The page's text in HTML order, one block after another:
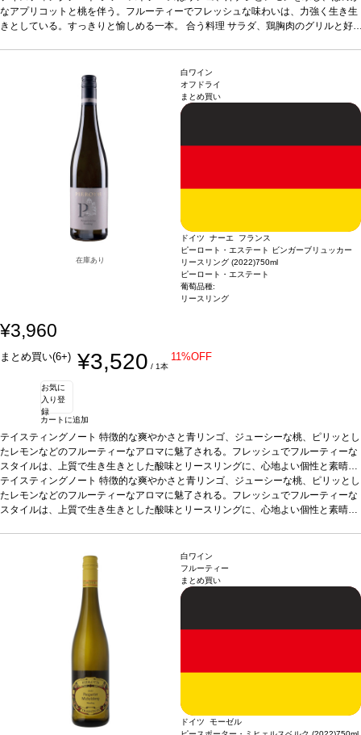
同様の場合は自動的に次のヴィンテージに変更されます、ご了承ください。
なアプリコットと桃を伴う。フルーティーでフレッシュな味わいは、力強く生き生
きとしている。すっきりと愉しめる一本。 合う料理 サラダ、鶏胸肉のグリルと好
在庫あり
白ワイン
オフドライ
まとめ買い
ドイツ ナーエ フランス
ピーロート・エステート ビンガーブリュッカー
リースリング (2022)750ml
ピーロート・エステート
葡萄品種:
リースリング
¥3,960
まとめ買い(6+) ¥3,520 / 1本
11%OFF
お気に
入り登
録
カートに追加
テイスティングノート 特徴的な爽やかさと青リンゴ、ジューシーな桃、ピリッとし
たレモンなどのフルーティーなアロマに魅了される。フレッシュでフルーティーな
スタイルは、上質で生き生きとした酸味とリースリングに、心地よい個性と素晴ら
しい飲み心地を与えている。合う料理アーリオ・オーリオ・エ・ペペロンチーノ
葡萄品種リースリング*本ヴィンテージが在庫切れの場合、在庫があり価格が同様
の場合は自動的に次のヴィンテージに変更されます、ご了承ください。
テイスティングノート 特徴的な爽やかさと青リンゴ、ジューシーな桃、ピリッとし
たレモンなどのフルーティーなアロマに魅了される。フレッシュでフルーティーな
スタイルは、上質で生き生きとした酸味とリースリングに、心地よい個性と素晴ら
の場合は自動的に次のヴィンテージに変更されます、ご了承ください。
白ワイン
フルーティー
まとめ買い
ドイツ モーゼル